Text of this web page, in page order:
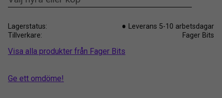
Lagerstatus
Leverans 5-10 arbetsdagar
Tillverkare
Fager Bits
Visa alla produkter från Fager Bits
Ge ett omdöme!